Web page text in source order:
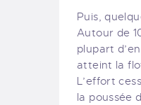
Puis,
Autour de
plupart
atteint la
L’effort
la poussée